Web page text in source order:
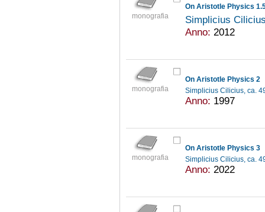
monografia
On Aristotle Physics
Simplicius
Anno: 2012
monografia
On Aristotle Physics 2
Simplicius Cilicius, ca.
Anno: 1997
monografia
On Aristotle Physics 3
Simplicius Cilicius, ca.
Anno: 2022